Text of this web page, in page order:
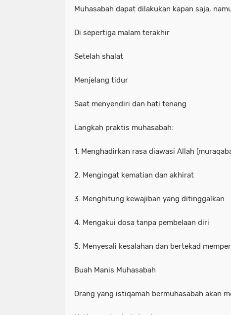
Muhasabah dapat dilakukan kapan saja,
Di sepertiga malam terakhir
Setelah shalat
Menjelang tidur
Saat menyendiri dan hati tenang
Langkah praktis muhasabah:
1. Menghadirkan rasa diawasi Allah
2. Mengingat kematian dan akhirat
3. Menghitung kewajiban yang ditinggalkan
4. Mengakui dosa tanpa pembelaan diri
5. Menyesali kesalahan dan bertekad
Buah Manis Muhasabah
Orang yang istiqamah bermuhasabah akan